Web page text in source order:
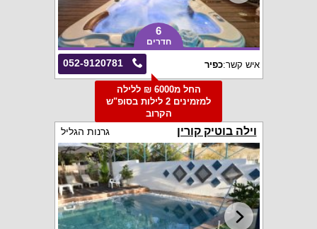
6
חדרים
052-9120781 איש קשר:כפיר
החל מ6000 ₪ ללילה
למזמינים 2 לילות בסופ"ש
הקרוב
וילה בוטיק קורין גרנות הגליל